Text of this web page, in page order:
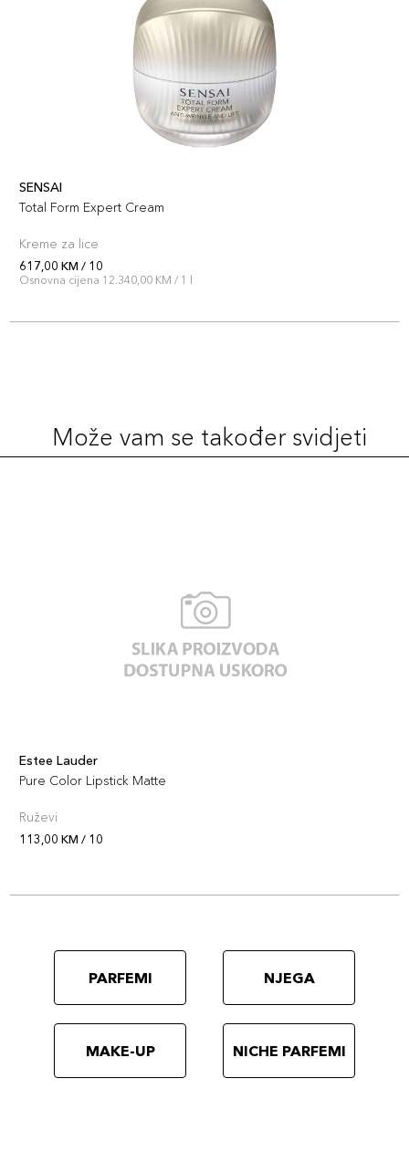
4973167343517
4973167343524
4973167343616
SENSAI
Total Form Expert Cream
Kreme za lice
617,00 KM / 10
Osnovna cijena 12.340,00 KM / 1 l
Može vam se također svidjeti
Estee Lauder
Pure Color Lipstick Matte
Ruževi
113,00 KM / 10
PARFEMI NJEGA
MAKE-UP NICHE PARFEMI